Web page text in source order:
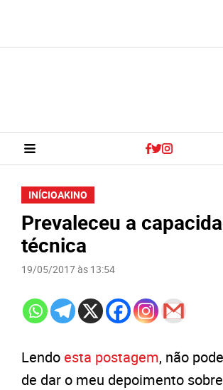
INÍCIOAKINO
Prevaleceu a
técnica
19/05/2017 às 13:54
Lendo esta postagem, não
de dar o meu depoimento